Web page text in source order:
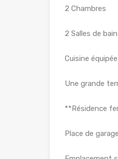
2 Chambres
2 Salles de bain
Cuisine
Une grande
**Résidence
Place de